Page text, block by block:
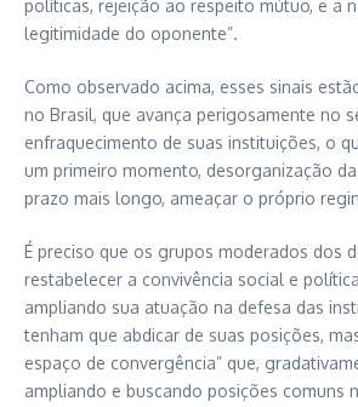
políticas, rejeição ao respeito mútuo, e a
legitimidade do oponente”.
Como observado acima, esses sinais
no Brasil, que avança perigosamente no
enfraquecimento de suas instituições, o
um primeiro momento, desorganização
prazo mais longo, ameaçar o próprio
É preciso que os grupos moderados dos
restabelecer a convivência social e
ampliando sua atuação na defesa das
tenham que abdicar de suas posições,
espaço de convergência” que,
ampliando e buscando posições comuns